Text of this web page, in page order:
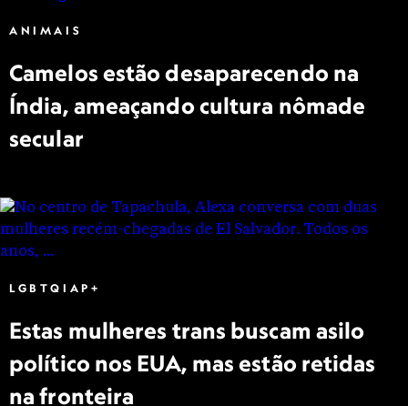
ANIMAIS
Camelos estão desaparecendo na
Índia, ameaçando cultura nômade
secular
LGBTQIAP+
Estas mulheres trans buscam asilo
político nos EUA, mas estão retidas
na fronteira